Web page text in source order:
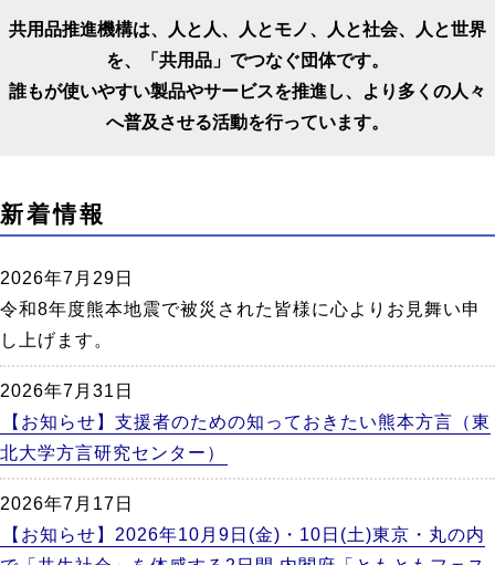
共用品推進機構は、人と人、人とモノ、人と社会、人と世界
を、
「共用品」でつなぐ団体です。
誰もが使いやすい製品やサービスを推進し、
より多くの人々
へ普及させる活動を行っています。
こ
こ
ら
新着情報
2026年7月29日
令和8年度熊本地震で被災された皆様に心よりお見舞い申
し上げます。
2026年7月31日
【お知らせ】支援者のための知っておきたい熊本方言（東
北大学方言研究センター）
2026年7月17日
【お知らせ】2026年10月9日(金)・10日(土)東京・丸の内